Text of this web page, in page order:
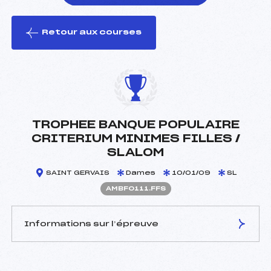
le ski
Retour aux courses
TROPHEE BANQUE POPULAIRE
CRITERIUM MINIMES FILLES /
SLALOM
SAINT GERVAIS Dames 10/01/09 SL
AMBF0111.FFS
Informations sur l’épreuve